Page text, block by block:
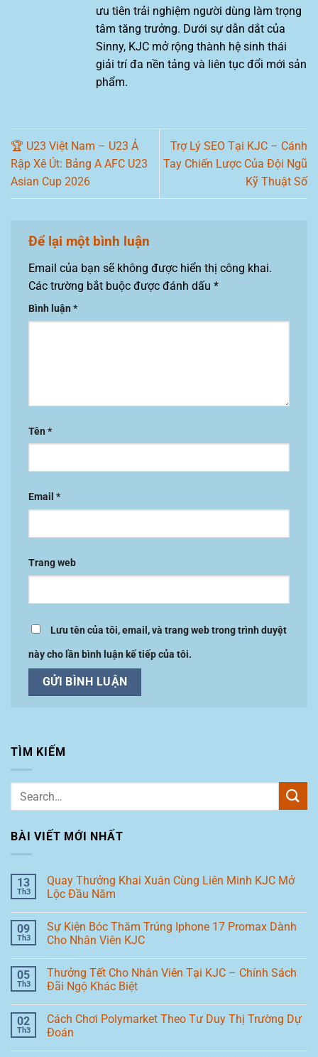
ưu tiên trải nghiệm người dùng làm trọng
tâm tăng trưởng. Dưới sự dẫn dắt của
Sinny, KJC mở rộng thành hệ sinh thái
giải trí đa nền tảng và liên tục đổi mới sản
phẩm.
🏆 U23 Việt Nam – U23 Ả
Rập Xê Út: Bảng A AFC U23
Asian Cup 2026
Trợ Lý SEO Tại KJC – Cánh
Tay Chiến Lược Của Đội Ngũ
Kỹ Thuật Số
Để lại một bình luận
Email của bạn sẽ không được hiển thị công khai.
Các trường bắt buộc được đánh dấu *
Bình luận *
Tên *
Email *
Trang web
Lưu tên của tôi, email, và trang web trong trình duyệt
này cho lần bình luận kế tiếp của tôi.
TÌM KIẾM
BÀI VIẾT MỚI NHẤT
13
Th3
Quay Thưởng Khai Xuân Cùng Liên Minh KJC Mở
Lộc Đầu Năm
09
Th3
Sự Kiện Bóc Thăm Trúng Iphone 17 Promax Dành
Cho Nhân Viên KJC
05
Th3
Thưởng Tết Cho Nhân Viên Tại KJC – Chính Sách
Đãi Ngộ Khác Biệt
02
Th3
Cách Chơi Polymarket Theo Tư Duy Thị Trường Dự
Đoán